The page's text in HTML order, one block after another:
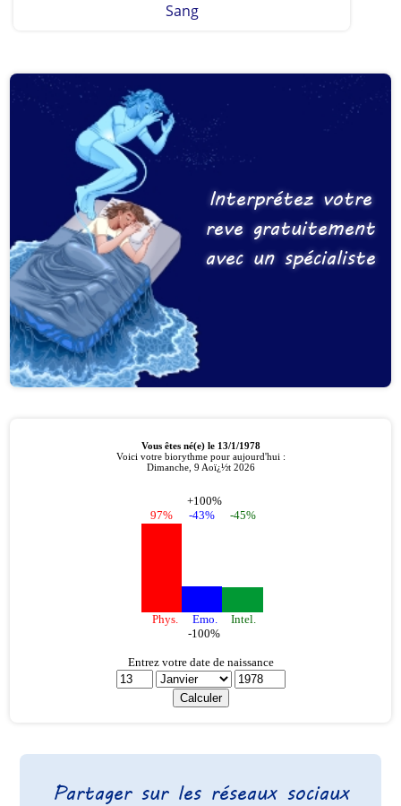
Sang
Interprétez votre
reve gratuitement
avec un spécialiste
Partager sur les réseaux sociaux